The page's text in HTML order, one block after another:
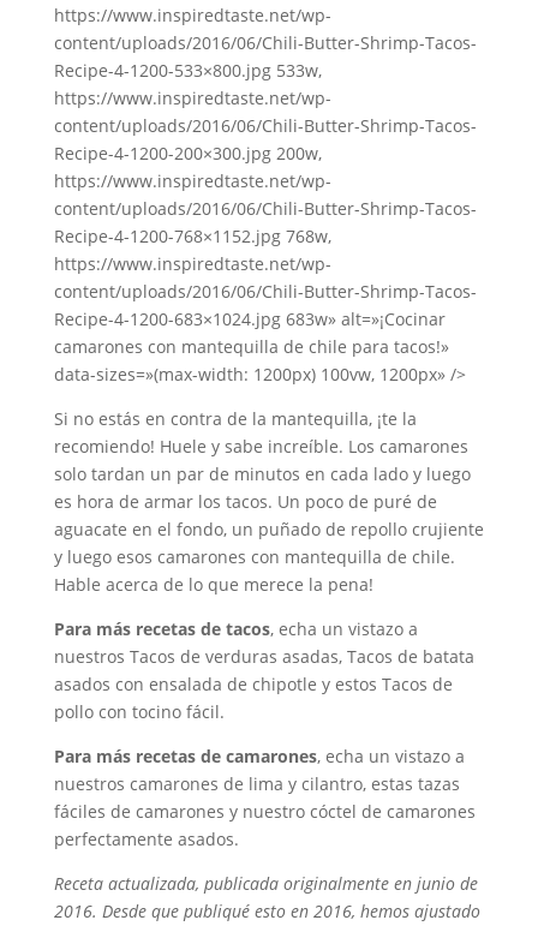
https://www.inspiredtaste.net/wp-
content/uploads/2016/06/Chili-Butter-Shrimp-Tacos-
Recipe-4-1200-533×800.jpg 533w,
https://www.inspiredtaste.net/wp-
content/uploads/2016/06/Chili-Butter-Shrimp-Tacos-
Recipe-4-1200-200×300.jpg 200w,
https://www.inspiredtaste.net/wp-
content/uploads/2016/06/Chili-Butter-Shrimp-Tacos-
Recipe-4-1200-768×1152.jpg 768w,
https://www.inspiredtaste.net/wp-
content/uploads/2016/06/Chili-Butter-Shrimp-Tacos-
Recipe-4-1200-683×1024.jpg 683w» alt=»¡Cocinar
camarones con mantequilla de chile para tacos!»
data-sizes=»(max-width: 1200px) 100vw, 1200px» />
Si no estás en contra de la mantequilla, ¡te la
recomiendo! Huele y sabe increíble. Los camarones
solo tardan un par de minutos en cada lado y luego
es hora de armar los tacos. Un poco de puré de
aguacate en el fondo, un puñado de repollo crujiente
y luego esos camarones con mantequilla de chile.
Hable acerca de lo que merece la pena!
Para más recetas de tacos, echa un vistazo a
nuestros Tacos de verduras asadas, Tacos de batata
asados ​​con ensalada de chipotle y estos Tacos de
pollo con tocino fácil.
Para más recetas de camarones, echa un vistazo a
nuestros camarones de lima y cilantro, estas tazas
fáciles de camarones y nuestro cóctel de camarones
perfectamente asados.
Receta actualizada, publicada originalmente en junio de
2016. Desde que publiqué esto en 2016, hemos ajustado